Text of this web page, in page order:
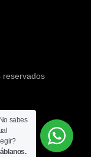
reservados
sabes